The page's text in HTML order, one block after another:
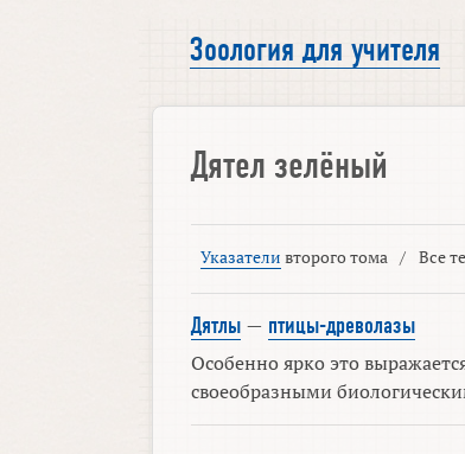
Зоология для учителя
Дятел зелёный
Указатели второго тома / Все
Дятлы — птицы-древолазы
Особенно ярко это
своеобразными